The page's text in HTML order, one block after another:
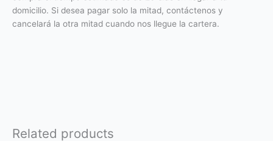
domicilio. Si desea pagar solo la mitad, contáctenos y
cancelará la otra mitad cuando nos llegue la cartera.
Related products